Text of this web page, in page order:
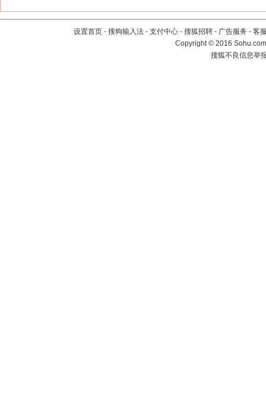
设置首页 - 搜狗输入法 - 支付中心 - 搜狐招聘 - 广告服务 - 客
Copyright©2016
搜狐不良信息举